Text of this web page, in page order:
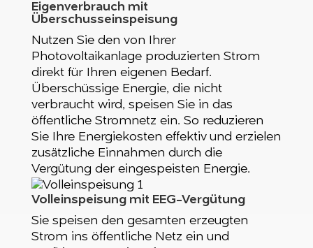
Eigenverbrauch mit
Überschusseinspeisung
Nutzen Sie den von Ihrer
Photovoltaikanlage produzierten Strom
direkt für Ihren eigenen Bedarf.
Überschüssige Energie, die nicht
verbraucht wird, speisen Sie in das
öffentliche Stromnetz ein. So reduzieren
Sie Ihre Energiekosten effektiv und erzielen
zusätzliche Einnahmen durch die
Vergütung der eingespeisten Energie.
Volleinspeisung mit EEG-Vergütung
Sie speisen den gesamten erzeugten
Strom ins öffentliche Netz ein und